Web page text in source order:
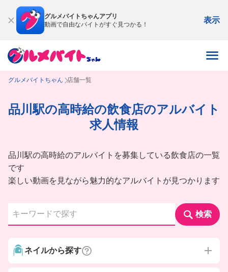
グルメバイトちゃんアプリ
動画で自由なバイトがすぐ見つかる！
表示
グルメバイトちゃん 店舗一覧
品川駅の高時給の飲食店のアルバイト
求人情報
品川駅の高時給のアルバイトを募集している飲食店の一覧
です
楽しい動画を見ながら魅力的なアルバイトが見つかります
検索
ネイルから探す